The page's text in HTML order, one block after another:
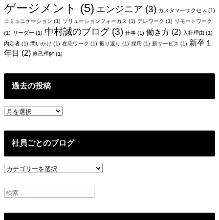
ョ
ン
ゲージメント (5) エンジニア (3) カスタマーサクセス (1)
コミュニケーション (1) ソリューションフォーカス (1) テレワーク (1) リモートワーク
(1) リーダー (1) 中村誠のブログ(3) 仕事 (1) 働き方 (2) 入社理由 (1)
内定者 (1) 問いかけ (1) 在宅ワーク (1) 振り返り (1) 採用 (1) 新サービス (1) 新卒１
年目 (2) 自己理解 (1)
過去の投稿
過
の
社員ごとのブログ
社
ご
と